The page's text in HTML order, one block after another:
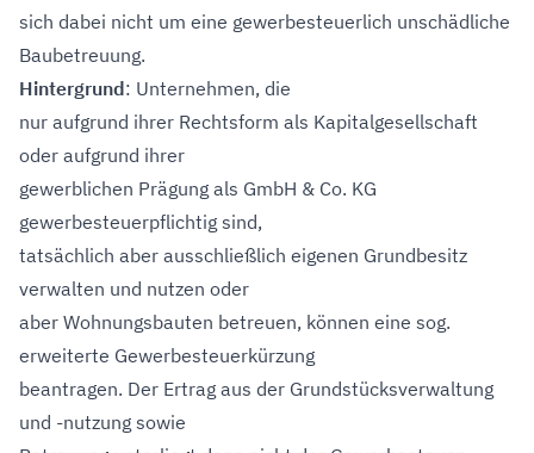
sich dabei nicht um eine gewerbesteuerlich unschädliche
Baubetreuung.
Hintergrund: Unternehmen, die
nur aufgrund ihrer Rechtsform als Kapitalgesellschaft
oder aufgrund ihrer
gewerblichen Prägung als GmbH & Co. KG
gewerbesteuerpflichtig sind,
tatsächlich aber ausschließlich eigenen Grundbesitz
verwalten und nutzen oder
aber Wohnungsbauten betreuen, können eine sog.
erweiterte Gewerbesteuerkürzung
beantragen. Der Ertrag aus der Grundstücksverwaltung
und -nutzung sowie